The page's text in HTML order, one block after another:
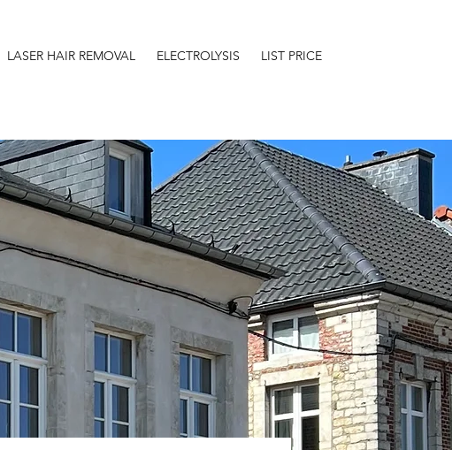
LASER HAIR REMOVAL ELECTROLYSIS LIST PRICE